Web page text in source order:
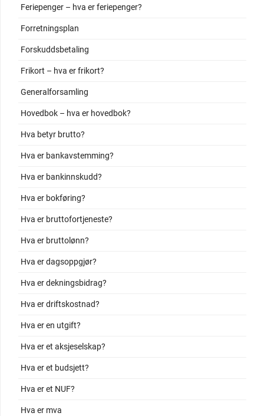
Feriepenger – hva er feriepenger?
Forretningsplan
Forskuddsbetaling
Frikort – hva er frikort?
Generalforsamling
Hovedbok – hva er hovedbok?
Hva betyr brutto?
Hva er bankavstemming?
Hva er bankinnskudd?
Hva er bokføring?
Hva er bruttofortjeneste?
Hva er bruttolønn?
Hva er dagsoppgjør?
Hva er dekningsbidrag?
Hva er driftskostnad?
Hva er en utgift?
Hva er et aksjeselskap?
Hva er et budsjett?
Hva er et NUF?
Hva er mva